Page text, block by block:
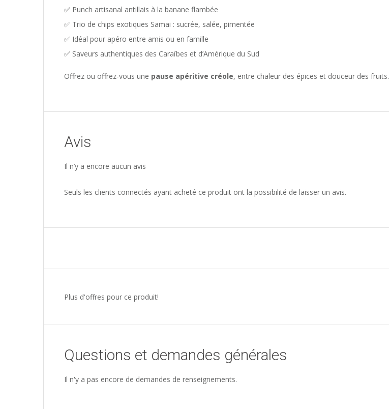
✅ Punch artisanal antillais à la banane flambée
✅ Trio de chips exotiques Samai : sucrée, salée, pimentée
✅ Idéal pour apéro entre amis ou en famille
✅ Saveurs authentiques des Caraïbes et d’Amérique du Sud
Offrez ou offrez-vous une pause apéritive créole, entre chaleur des épices et douceur des fruits.
Avis
Il n’y a encore aucun avis
Seuls les clients connectés ayant acheté ce produit ont la possibilité de laisser un avis.
Plus d'offres pour ce produit!
Questions et demandes générales
Il n'y a pas encore de demandes de renseignements.